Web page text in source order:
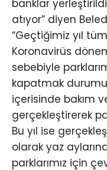
banklar
atıyor” diyen
“Geçtiğimiz yıl
Koronavirüs
sebebiyle
kapatmak
içerisinde bakım
gerçekleştirerek
Bu yıl ise
olarak yaz
parklarımız için